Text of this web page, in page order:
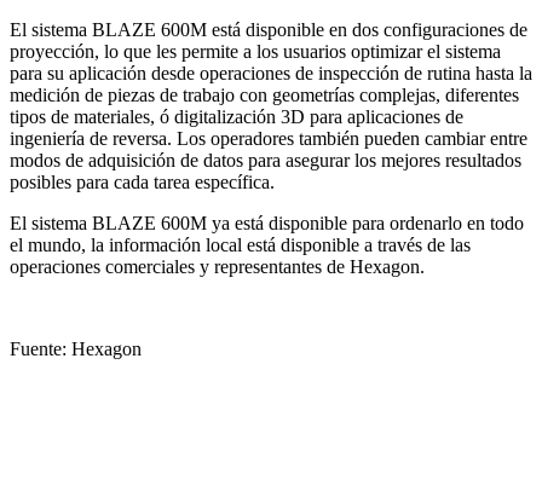
El sistema BLAZE 600M está disponible en dos configuraciones de
proyección, lo que les permite a los usuarios optimizar el sistema
para su aplicación desde operaciones de inspección de rutina hasta la
medición de piezas de trabajo con geometrías complejas, diferentes
tipos de materiales, ó digitalización 3D para aplicaciones de
ingeniería de reversa. Los operadores también pueden cambiar entre
modos de adquisición de datos para asegurar los mejores resultados
posibles para cada tarea específica.
El sistema BLAZE 600M ya está disponible para ordenarlo en todo
el mundo, la información local está disponible a través de las
operaciones comerciales y representantes de Hexagon.
Fuente: Hexagon